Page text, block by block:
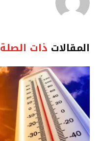
المقالات ذات الصلة